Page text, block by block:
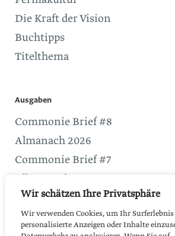
Wir schätzen Ihre Privatsphäre
Wir verwenden Cookies, um Ihr Surferlebnis
personalisierte Anzeigen oder Inhalte
Die Kraft der Vision
Buchtipps
Titelthema
Ausgaben
Commonie Brief #8
Almanach 2026
Commonie Brief #7
Alle Ausgaben
Service
Netzwerk